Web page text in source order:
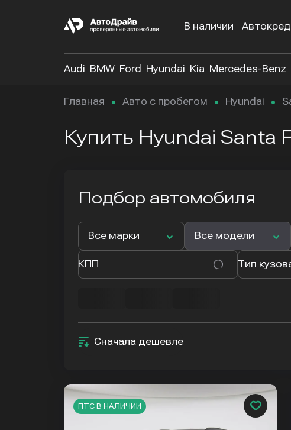
В наличии
Audi BMW Ford Hyundai Kia Mercedes-Benz
Главная Авто с пробегом Hyundai
Купить Hyundai Santa
Подбор автомобиля
Все марки Все модели
КПП Тип
Сначала дешевле
ПТС В НАЛИЧИИ